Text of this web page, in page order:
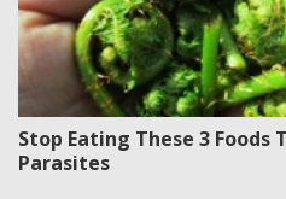
Stop Eating These 3 Foods
Parasites